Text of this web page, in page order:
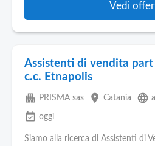
Vedi
Assistenti di vendita
c.c. Etnapolis
apartment PRISMA sas place Catania language
event_available oggi
Siamo alla ricerca di Assistenti di